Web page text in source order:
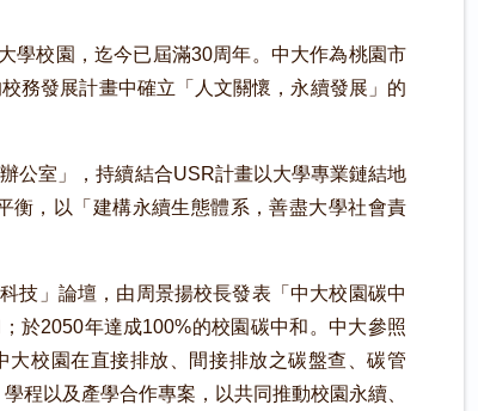
學校園，迄今已屆滿30周年。中大作為桃園市
務發展計畫中確立「人文關懷，永續發展」的
公室」，持續結合USR計畫以大學專業鏈結地
衡，以「建構永續生態體系，善盡大學社會責
技」論壇，由周景揚校長發表「中大校園碳中
於2050年達成100%的校園碳中和。中大參照
大校園在直接排放、間接排放之碳盤查、碳管
程以及產學合作專案，以共同推動校園永續、